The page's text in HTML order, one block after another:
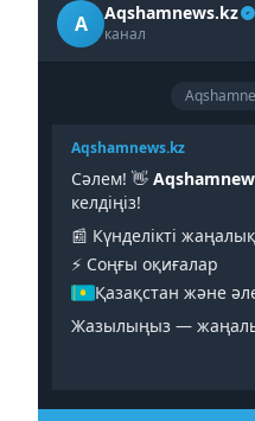
A Aqshamnews.kz
канал
Aqshamnews.kz
Сәлем! 👋
келдіңіз!
📰 Күнделікті
⚡️ Соңғы оқиғалар
Қазақстан және
Жазылыңыз —